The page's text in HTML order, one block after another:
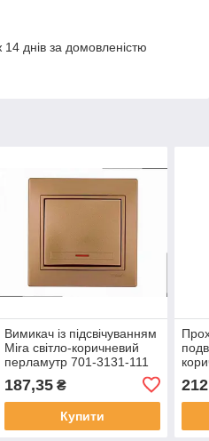
днів за домовленістю
Вимикач із підсвічуванням
Mira світло-коричневий
перламутр 701-3131-111
187,35₴
Купити